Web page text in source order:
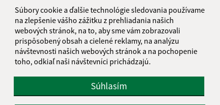
Súbory cookie a ďalšie technológie sledovania používame
na zlepšenie vášho zážitku z prehliadania našich
webových stránok, na to, aby sme vám zobrazovali
prispôsobený obsah a cielené reklamy, na analýzu
návštevnosti našich webových stránok a na pochopenie
toho, odkiaľ naši návštevníci prichádzajú.
Súhlasím
RSS
Správca obsahu:
Správca obsahu je Obec Zemplínska Teplica.
Vytvorené v súlade sJednotným dizajn manuálom
elektronických služieb.
CMS systém (redakčný) systém ECHELON 2
web portál